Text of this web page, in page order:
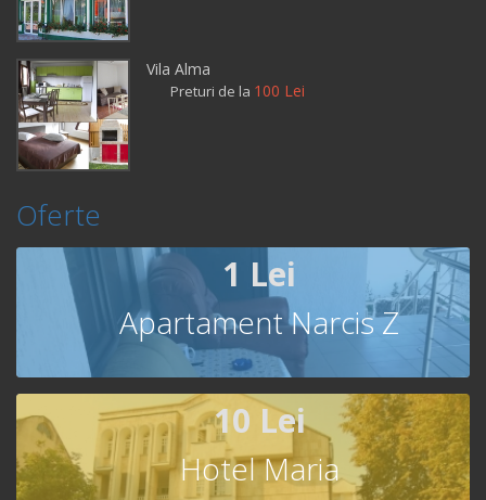
Vila Alma
Preturi de la 100 Lei
Oferte
1 Lei
Apartament Narcis Z
10 Lei
Hotel Maria